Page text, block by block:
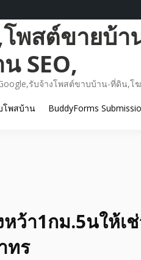
พสต์ขายบ้
SEO,
รับจ้างโพสต์ขาบบ้าน-ที่ดิน,โ
โพสบ้าน BuddyForms
หว้า1กม.5นให้
ทร